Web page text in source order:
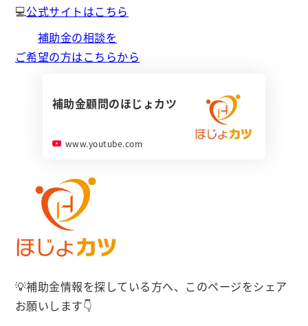
💻公式サイトはこちら
補助金の相談を
ご希望の方はこちらから
補助金顧問のほじょカツ
www.youtube.com
💡補助金情報を探している方へ、このページをシェア
お願いします👇